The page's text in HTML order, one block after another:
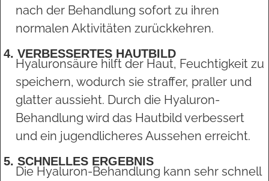
nach der Behandlung sofort zu ihren
normalen Aktivitäten zurückkehren.
4. VERBESSERTES HAUTBILD
Hyaluronsäure hilft der Haut, Feuchtigkeit zu
speichern, wodurch sie straffer, praller und
glatter aussieht. Durch die Hyaluron-
Behandlung wird das Hautbild verbessert
und ein jugendlicheres Aussehen erreicht.
5. SCHNELLES ERGEBNIS
Die Hyaluron-Behandlung kann sehr schnell